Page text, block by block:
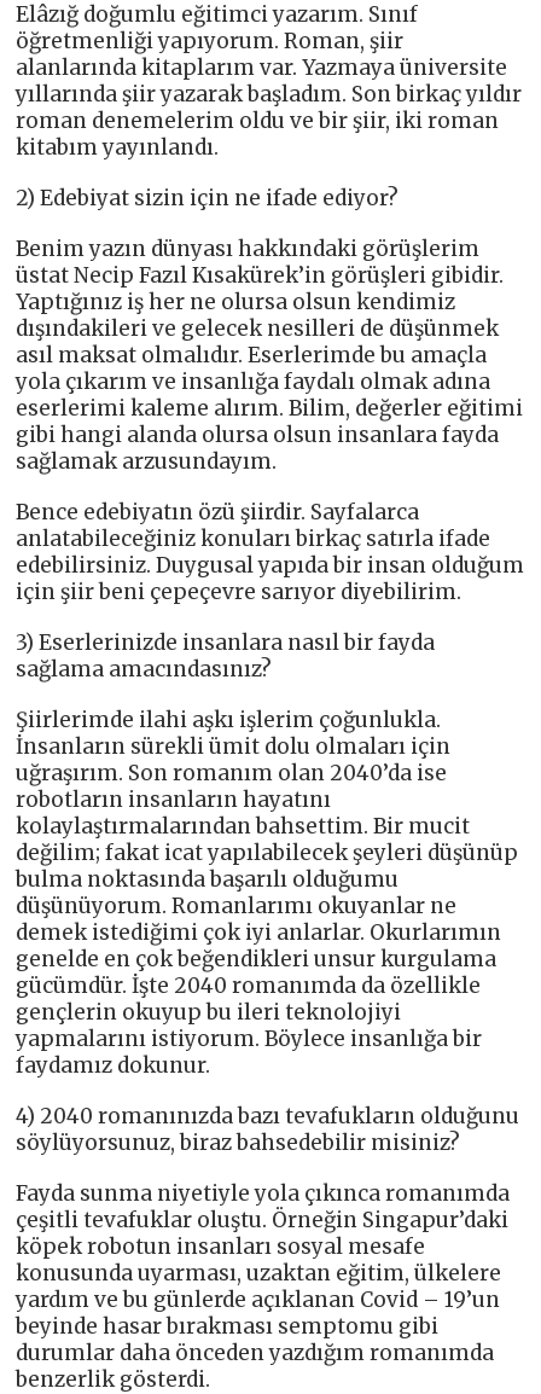
Elâzığ doğumlu eğitimci yazarım. Sınıf
öğretmenliği yapıyorum. Roman, şiir
alanlarında kitaplarım var. Yazmaya üniversite
yıllarında şiir yazarak başladım. Son birkaç yıldır
roman denemelerim oldu ve bir şiir, iki roman
kitabım yayınlandı.
2) Edebiyat sizin için ne ifade ediyor?
Benim yazın dünyası hakkındaki görüşlerim
üstat Necip Fazıl Kısakürek’in görüşleri gibidir.
Yaptığınız iş her ne olursa olsun kendimiz
dışındakileri ve gelecek nesilleri de düşünmek
asıl maksat olmalıdır. Eserlerimde bu amaçla
yola çıkarım ve insanlığa faydalı olmak adına
eserlerimi kaleme alırım. Bilim, değerler eğitimi
gibi hangi alanda olursa olsun insanlara fayda
sağlamak arzusundayım.
Bence edebiyatın özü şiirdir. Sayfalarca
anlatabileceğiniz konuları birkaç satırla ifade
edebilirsiniz. Duygusal yapıda bir insan olduğum
için şiir beni çepeçevre sarıyor diyebilirim.
3) Eserlerinizde insanlara nasıl bir fayda
sağlama amacındasınız?
Şiirlerimde ilahi aşkı işlerim çoğunlukla.
İnsanların sürekli ümit dolu olmaları için
uğraşırım. Son romanım olan 2040’da ise
robotların insanların hayatını
kolaylaştırmalarından bahsettim. Bir mucit
değilim; fakat icat yapılabilecek şeyleri düşünüp
bulma noktasında başarılı olduğumu
düşünüyorum. Romanlarımı okuyanlar ne
demek istediğimi çok iyi anlarlar. Okurlarımın
genelde en çok beğendikleri unsur kurgulama
gücümdür. İşte 2040 romanımda da özellikle
gençlerin okuyup bu ileri teknolojiyi
yapmalarını istiyorum. Böylece insanlığa bir
faydamız dokunur.
4) 2040 romanınızda bazı tevafukların olduğunu
söylüyorsunuz, biraz bahsedebilir misiniz?
Fayda sunma niyetiyle yola çıkınca romanımda
çeşitli tevafuklar oluştu. Örneğin Singapur’daki
köpek robotun insanları sosyal mesafe
konusunda uyarması, uzaktan eğitim, ülkelere
yardım ve bu günlerde açıklanan Covid – 19’un
beyinde hasar bırakması semptomu gibi
durumlar daha önceden yazdığım romanımda
benzerlik gösterdi.